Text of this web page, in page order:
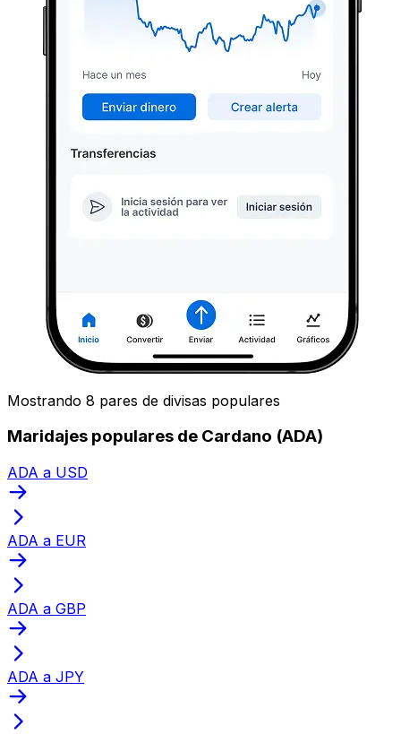
Mostrando 8 pares de divisas populares
Maridajes populares de Cardano (ADA)
ADA a USD
ADA a EUR
ADA a GBP
ADA a JPY